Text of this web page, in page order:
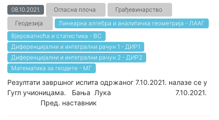
08.10.2021. Огласна плоча
Грађевинарство
Геодезија
Линеарна алгебра и аналитичка геометрија - ЛААГ
Вјероватноћа и статистика - ВС
Диференцијални и интегрални рачун 1 - ДИР1
Диференцијални и интегрални рачун 2 - ДИР2
Математика за геодете - МГ
Резултати завршног испита одржаног 7.10.2021. налазе се у
Гугл учионицама. Бања Лука 7.10.2021.
Пред. наставник